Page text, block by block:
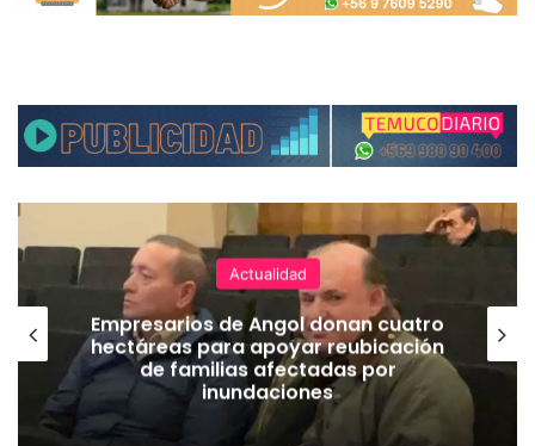
Actualidad
Empresarios de Angol donan cuatro
hectáreas para apoyar reubicación
de familias afectadas por
inundaciones